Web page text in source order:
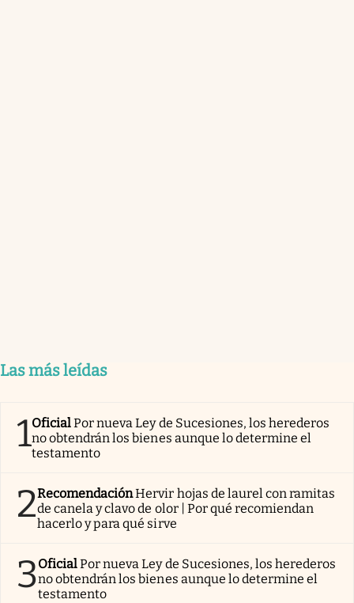
Las más leídas
1OficialPor nueva Ley de Sucesiones, los herederos
no obtendrán los bienes aunque lo determine el
testamento
2RecomendaciónHervir hojas de laurel con ramitas
de canela y clavo de olor | Por qué recomiendan
hacerlo y para qué sirve
3OficialPor nueva Ley de Sucesiones, los herederos
no obtendrán los bienes aunque lo determine el
testamento